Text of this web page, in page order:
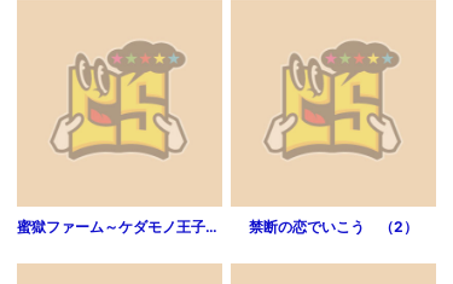
蜜獄ファーム～ケダモノ王子に狙われた処女うさぎ（3） 禁断の恋でいこう （2）